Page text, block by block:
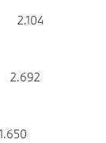
2.104
2.692
1.650